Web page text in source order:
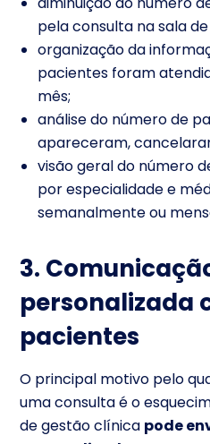
pela consulta na sala
organização da
pacientes foram
mês;
análise do número de
apareceram,
visão geral do número
por especialidade e
semanalmente ou
3.
personalizada
pacientes
O principal motivo pelo
uma consulta é o
de gestão clínica pode